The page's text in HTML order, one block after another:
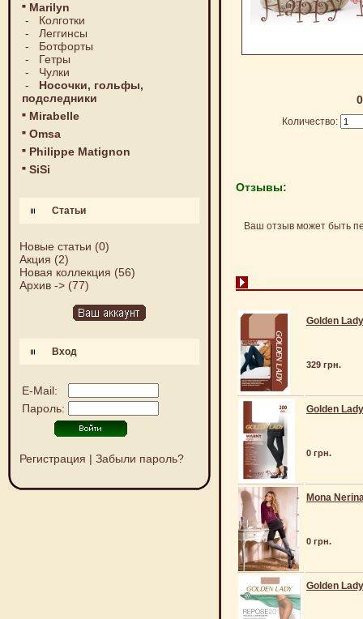
Marilyn
- Колготки
- Леггинсы
- Ботфорты
- Гетры
- Чулки
- Носочки, гольфы,
подследники
Mirabelle
Omsa
Philippe Matignon
SiSi
Статьи
Новые статьи (0)
Акция (2)
Новая коллекция (56)
Архив -> (77)
Вход
E-Mail:
Пароль:
Регистрация | Забыли пароль?
Количество:
Отзывы:
Ваш отзыв может быть
Golden
329 грн.
Golden
0 грн.
Mona
0 грн.
Golden